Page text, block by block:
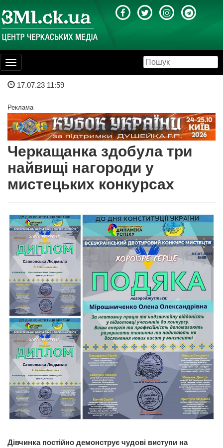
Toggle
navigation
17.07.23 11:59
Реклама
Черкащанка здобула три
найвищі нагороди у
мистецьких конкурсах
Дівчинка постійно демонструє чудові виступи на